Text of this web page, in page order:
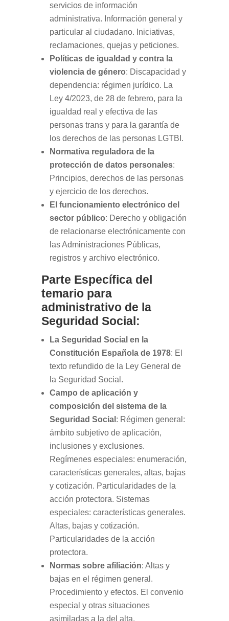
servicios de información
administrativa. Información general y
particular al ciudadano. Iniciativas,
reclamaciones, quejas y peticiones.
Políticas de igualdad y contra la
violencia de género: Discapacidad y
dependencia: régimen jurídico. La
Ley 4/2023, de 28 de febrero, para la
igualdad real y efectiva de las
personas trans y para la garantía de
los derechos de las personas LGTBI.
Normativa reguladora de la
protección de datos personales:
Principios, derechos de las personas
y ejercicio de los derechos.
El funcionamiento electrónico del
sector público: Derecho y obligación
de relacionarse electrónicamente con
las Administraciones Públicas,
registros y archivo electrónico.
Parte Específica del
temario para
administrativo de la
Seguridad Social:
La Seguridad Social en la
Constitución Española de 1978: El
texto refundido de la Ley General de
la Seguridad Social.
Campo de aplicación y
composición del sistema de la
Seguridad Social : Régimen general:
ámbito subjetivo de aplicación,
inclusiones y exclusiones.
Regímenes especiales: enumeración,
características generales, altas, bajas
y cotización. Particularidades de la
acción protectora. Sistemas
especiales: características generales.
Altas, bajas y cotización.
Particularidades de la acción
protectora.
Normas sobre afiliación: Altas y
bajas en el régimen general.
Procedimiento y efectos. El convenio
especial y otras situaciones
asimiladas a la del alta.